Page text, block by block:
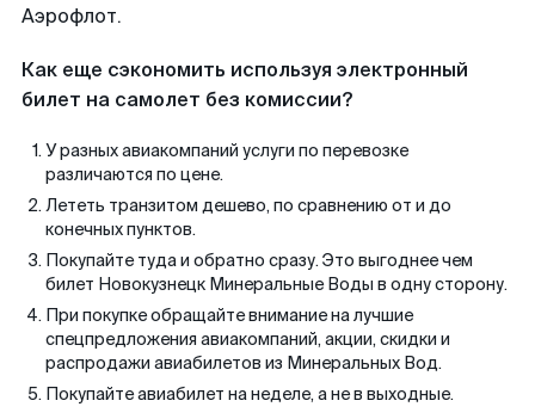
Аэрофлот.
Как еще сэкономить используя электронный
билет на самолет без комиссии?
У разных авиакомпаний услуги по перевозке
различаются по цене.
Лететь транзитом дешево, по сравнению от и до
конечных пунктов.
Покупайте туда и обратно сразу. Это выгоднее чем
билет Новокузнецк Минеральные Воды в одну сторону.
При покупке обращайте внимание на лучшие
спецпредложения авиакомпаний, акции, скидки и
распродажи авиабилетов из Минеральных Вод.
Покупайте авиабилет на неделе, а не в выходные.